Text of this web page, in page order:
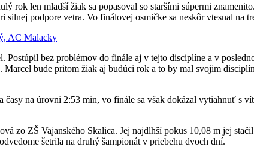
len mladší žiak sa popasoval so staršími súpermi
podpore vetra. Vo finálovej osmičke sa neskôr vtesnal na
bez problémov do finále aj v tejto disciplíne a v
bude pritom žiak aj budúci rok a to by mal svojim
na úrovni 2:53 min, vo finále sa však dokázal vytiahnuť s
zo ZŠ Vajanského Skalica. Jej najdlhší pokus 10,08 m jej
šetrila na druhý šampionát v priebehu dvoch dní.